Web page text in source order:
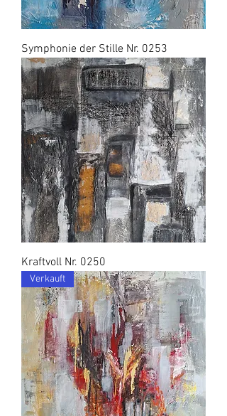
Symphonie der Stille Nr. 0253
Kraftvoll Nr. 0250
Verkauft